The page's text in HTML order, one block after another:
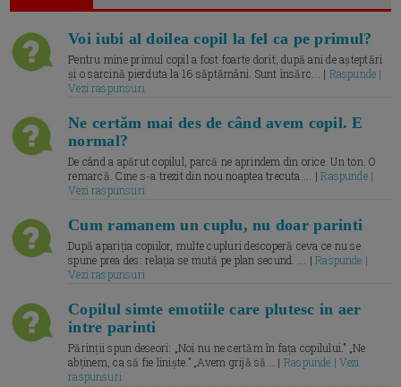
Voi iubi al doilea copil la fel ca pe primul?
Pentru mine primul copil a fost foarte dorit, după ani de așteptări
și o sarcină pierduta la 16 săptămâni. Sunt însărc... | Raspunde |
Vezi raspunsuri
Ne certăm mai des de când avem copil. E
normal?
De când a apărut copilul, parcă ne aprindem din orice. Un ton. O
remarcă. Cine s-a trezit din nou noaptea trecuta.... |Raspunde |
Vezi raspunsuri
Cum ramanem un cuplu, nu doar parinti
După apariția copiilor, multe cupluri descoperă ceva ce nu se
spune prea des: relația se mută pe plan secund. ... |Raspunde |
Vezi raspunsuri
Copilul simte emotiile care plutesc in aer
intre parinti
Părinții spun deseori: „Noi nu ne certăm în fața copilului.” „Ne
abținem, ca să fie liniște.” „Avem grijă să... | Raspunde | Vezi
raspunsuri